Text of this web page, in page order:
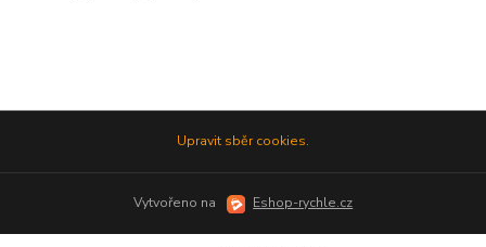
Upravit sběr cookies.
Vytvořeno na Eshop-rychle.cz